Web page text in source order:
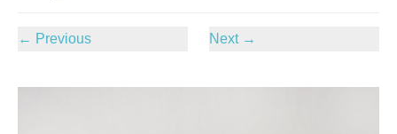
← Previous Next →